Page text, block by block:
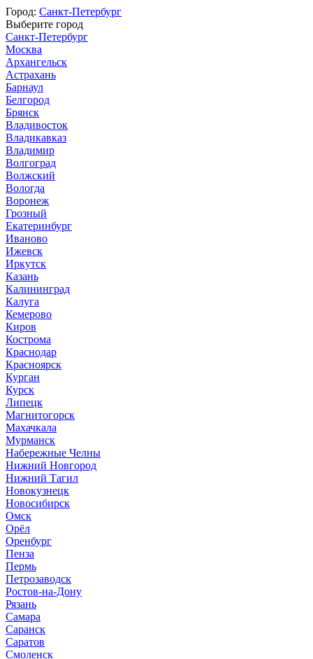
Город: Санкт-Петербург
Выберите город
Санкт-Петербург
Москва
Архангельск
Астрахань
Барнаул
Белгород
Брянск
Владивосток
Владикавказ
Владимир
Волгоград
Волжский
Вологда
Воронеж
Грозный
Екатеринбург
Иваново
Ижевск
Иркутск
Казань
Калининград
Калуга
Кемерово
Киров
Кострома
Краснодар
Красноярск
Курган
Курск
Липецк
Магнитогорск
Махачкала
Мурманск
Набережные Челны
Нижний Новгород
Нижний Тагил
Новокузнецк
Новосибирск
Омск
Орёл
Оренбург
Пенза
Пермь
Петрозаводск
Ростов-на-Дону
Рязань
Самара
Саранск
Саратов
Смоленск